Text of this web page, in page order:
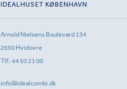
IDEALHUSET KØBENHAVN
Arnold Nielsens Boulevard 134
2650 Hvidovre
Tlf.:44 50 21 00
info@idealcombi.dk